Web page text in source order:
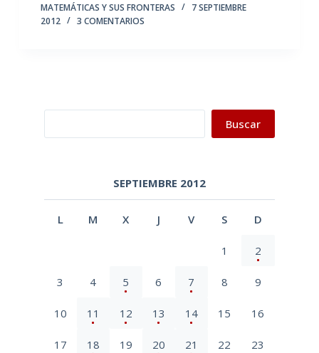
MATEMÁTICAS Y SUS FRONTERAS
7 SEPTIEMBRE
2012
3 COMENTARIOS
Buscar
SEPTIEMBRE 2012
L M X J V S D
1 2
3 4 5 6 7 8 9
10 11 12 13 14 15 16
17 18 19 20 21 22 23